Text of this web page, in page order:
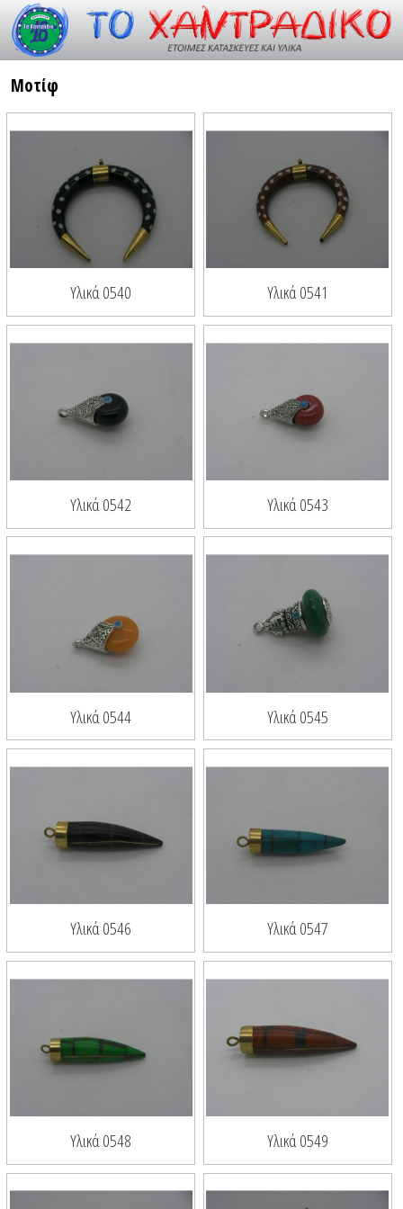
Resource id #26
Μοτίφ
Υλικά 0540 Υλικά 0541
Υλικά 0542 Υλικά 0543
Υλικά 0544 Υλικά 0545
Υλικά 0546 Υλικά 0547
Υλικά 0548 Υλικά 0549